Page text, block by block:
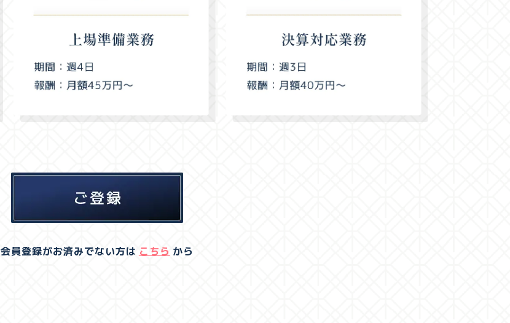
会員登録がお済みでない方は こちら から